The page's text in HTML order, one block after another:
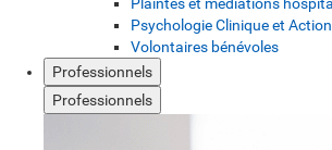
Psychologie Clinique et
Volontaires bénévoles
Professionnels
Professionnels